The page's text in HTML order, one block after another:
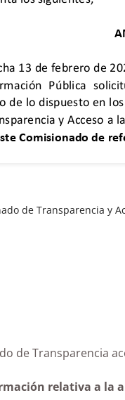
de Transparencia y
de
relativa a la